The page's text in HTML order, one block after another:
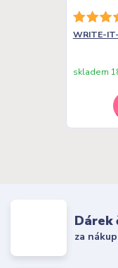
WRITE-
skladem
Dárek
za